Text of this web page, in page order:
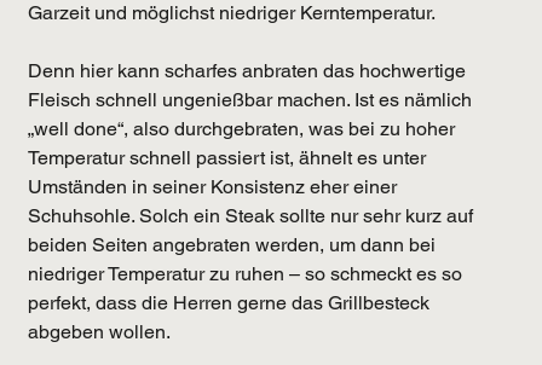
Garzeit und möglichst niedriger Kerntemperatur.
Denn hier kann scharfes anbraten das hochwertige
Fleisch schnell ungenießbar machen. Ist es nämlich
„well done“, also durchgebraten, was bei zu hoher
Temperatur schnell passiert ist, ähnelt es unter
Umständen in seiner Konsistenz eher einer
Schuhsohle. Solch ein Steak sollte nur sehr kurz auf
beiden Seiten angebraten werden, um dann bei
niedriger Temperatur zu ruhen – so schmeckt es so
perfekt, dass die Herren gerne das Grillbesteck
abgeben wollen.